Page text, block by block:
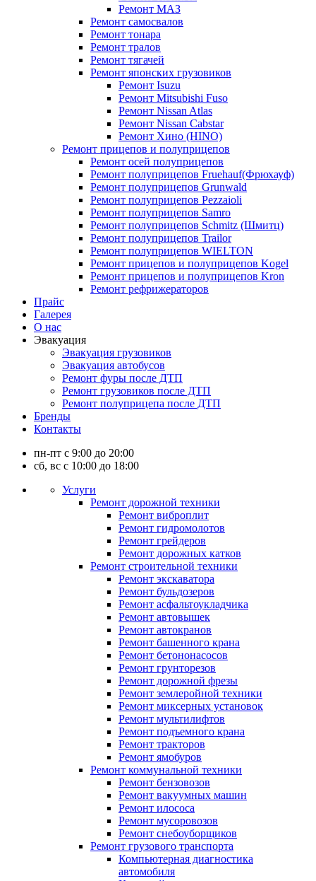
Ремонт МАЗ
Ремонт самосвалов
Ремонт тонара
Ремонт тралов
Ремонт тягачей
Ремонт японских грузовиков
Ремонт Isuzu
Ремонт Mitsubishi Fuso
Ремонт Nissan Atlas
Ремонт Nissan Cabstar
Ремонт Хино (HINO)
Ремонт прицепов и полуприцепов
Ремонт осей полуприцепов
Ремонт полуприцепов Fruehauf(Фрюхауф)
Ремонт полуприцепов Grunwald
Ремонт полуприцепов Pezzaioli
Ремонт полуприцепов Samro
Ремонт полуприцепов Schmitz (Шмитц)
Ремонт полуприцепов Trailor
Ремонт полуприцепов WIELTON
Ремонт прицепов и полуприцепов Kogel
Ремонт прицепов и полуприцепов Kron
Ремонт рефрижераторов
Прайс
Галерея
О нас
Эвакуация
Эвакуация грузовиков
Эвакуация автобусов
Ремонт фуры после ДТП
Ремонт грузовиков после ДТП
Ремонт полуприцепа после ДТП
Бренды
Контакты
пн-пт с 9:00 до 20:00
сб, вс с 10:00 до 18:00
Услуги
Ремонт дорожной техники
Ремонт виброплит
Ремонт гидромолотов
Ремонт грейдеров
Ремонт дорожных катков
Ремонт строительной техники
Ремонт экскаватора
Ремонт бульдозеров
Ремонт асфальтоукладчика
Ремонт автовышек
Ремонт автокранов
Ремонт башенного крана
Ремонт бетононасосов
Ремонт грунторезов
Ремонт дорожной фрезы
Ремонт землеройной техники
Ремонт миксерных установок
Ремонт мультилифтов
Ремонт подъемного крана
Ремонт тракторов
Ремонт ямобуров
Ремонт коммунальной техники
Ремонт бензовозов
Ремонт вакуумных машин
Ремонт илососа
Ремонт мусоровозов
Ремонт снебоуборщиков
Ремонт грузового транспорта
Компьютерная диагностика
автомобиля